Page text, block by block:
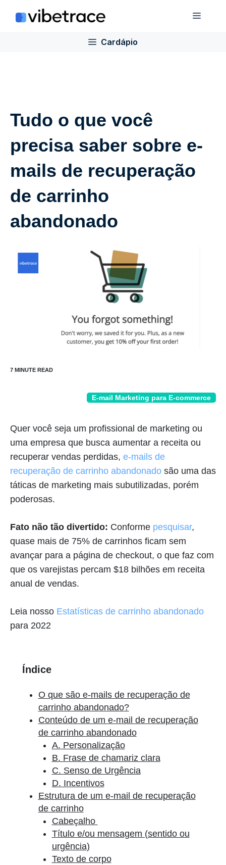
para
Cardápio
Tudo o que você
precisa saber sobre e-
mails de recuperação
de carrinho
abandonado
E-mail Marketing para E-commerce
Quer você seja um profissional de marketing ou
uma empresa que busca aumentar a receita ou
recuperar vendas perdidas, e-mails de
recuperação de carrinho abandonado são uma das
táticas de marketing mais subutilizadas, porém
poderosas.
Fato não tão divertido: Conforme pesquisar,
quase mais de 75% de carrinhos ficam sem
avançar para a página de checkout, o que faz com
que os varejistas percam $18 bilhões em receita
anual de vendas.
Leia nosso Estatísticas de carrinho abandonado
para 2022
Índice
O que são e-mails de recuperação de
carrinho abandonado?
Conteúdo de um e-mail de recuperação
de carrinho abandonado
A. Personalização
B. Frase de chamariz clara
C. Senso de Urgência
D. Incentivos
Estrutura de um e-mail de recuperação
de carrinho
Cabeçalho
Título e/ou mensagem (sentido ou
urgência)
Texto de corpo